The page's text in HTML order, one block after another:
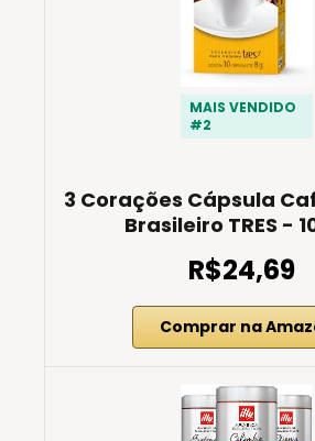
MAIS VENDIDO
#2
3 Corações Cápsula
Brasileiro TRES -
R$24,69
Comprar na